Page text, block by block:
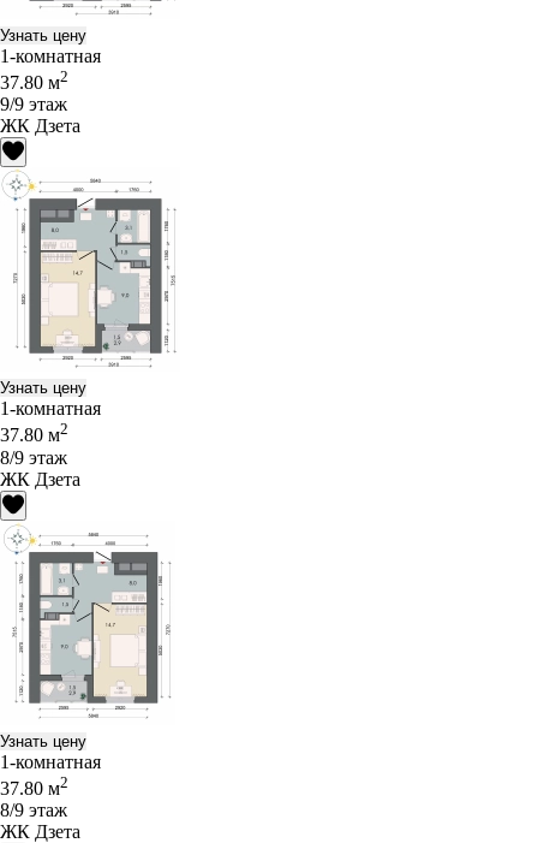
Узнать цену
1-комнатная
37.80 м2
9/9 этаж
ЖК Дзета
Узнать цену
1-комнатная
37.80 м2
8/9 этаж
ЖК Дзета
Узнать цену
1-комнатная
37.80 м2
8/9 этаж
ЖК Дзета